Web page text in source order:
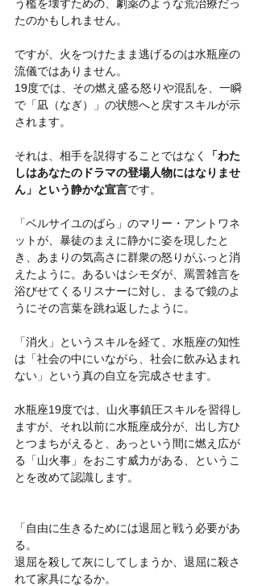
う檻を壊すための、劇薬のような荒治療だっ
たのかもしれません。
ですが、火をつけたまま逃げるのは水瓶座の
流儀ではありません。
19度では、その燃え盛る怒りや混乱を、一瞬
で「凪（なぎ）」の状態へと戻すスキルが示
されます。
それは、相手を説得することではなく
「わた
しはあなたのドラマの登場人物にはなりませ
ん」という静かな宣言です。
「ベルサイユのばら」のマリー・アントワネ
ットが、暴徒のまえに静かに姿を現したと
き、あまりの気高さに群衆の怒りがふっと消
えたように。あるいはシモダが、罵詈雑言を
浴びせてくるリスナーに対し、まるで鏡のよ
うにその言葉を跳ね返したように。
「消火」というスキルを経て、水瓶座の知性
は「社会の中にいながら、社会に飲み込まれ
ない」という真の自立を完成させます。
水瓶座19度では、山火事鎮圧スキルを習得し
ますが、それ以前に水瓶座成分が、出し方ひ
とつまちがえると、あっという間に燃え広が
る「山火事」をおこす威力がある、というこ
とを改めて認識します。
「自由に生きるためには退屈と戦う必要があ
る。
退屈を殺して灰にしてしまうか、退屈に殺さ
れて家具になるか。